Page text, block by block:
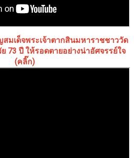
มเด็จพระเจ้าตากสินมหาราชชาววัด
73 ปี ให้รอดตายอย่างน่าอัศจรรย์ใจ
(คลิ๊ก)